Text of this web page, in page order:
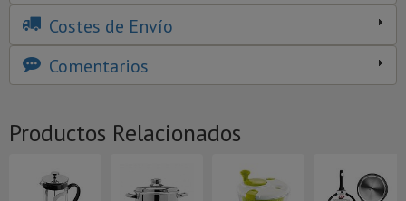
Costes de Envío
Comentarios
Productos Relacionados